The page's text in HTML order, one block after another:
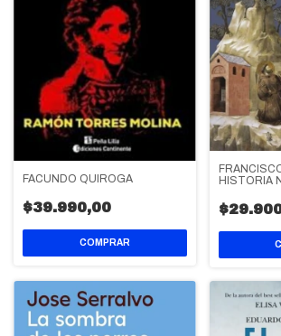
FACUNDO QUIROGA
$39.990,00
HISTORIA